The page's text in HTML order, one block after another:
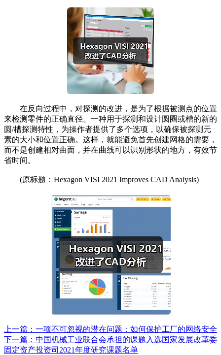
在反向过程中，对探测的改进，是为了根据被测点的位置
来检测零件的正确直径。一种用于探测和设计圆圈或槽的新的
圆/槽探测特性，为操作者提供了多个选项，以确保被探测元
素的大小和位置正确。这样，就能避免首先创建网格的需要，
而不是创建相对曲面，并在曲线可以识别形状的地方，有效节
省时间。
(原标题：Hexagon VISI 2021 Improves CAD Analysis)
上一篇：一项不可忽视的潜在问题：如何保护工厂的网络安全
下一篇：中国机械工业联合会承担的课题入选国家发展改革委
固定资产投资司2021年度研究课题名单